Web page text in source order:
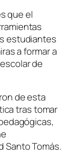
que el
estudiantes
a formar a
de
de esta
tras tomar
Santo Tomás.